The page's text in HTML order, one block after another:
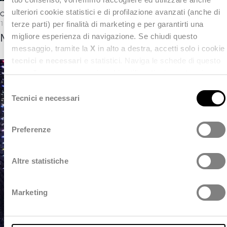
ulteriori cookie statistici e di profilazione avanzati (anche di
terze parti) per finalità di marketing e per garantirti una
migliore esperienza di navigazione. Se chiudi questo
messaggio, tramite la X in alto a destra, accetti solo i cookie
pannello per conoscere i cookie utilizzati e impostare i
nostraPrivacy Policy
S
e
l
e
z
i
o
n
l
Tecnici e necessari
Preferenze
Altre statistiche
Marketing
CASE STUDY,DATA&AI,NEXT GOVERNMENT
18 Novembre 2025
Meteo Aeronautica Militare